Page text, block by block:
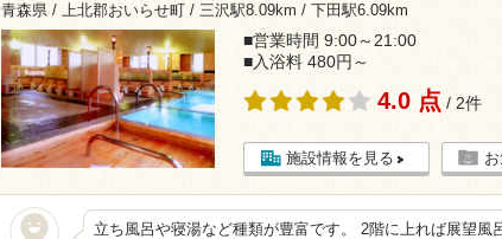
青森県 / 上北郡おいらせ町 / 三沢駅8.09km / 下田駅6.09km
■営業時間 9:00～21:00
■入浴料 480円～
4.0 点 / 2件
施設情報を見る
立ち風呂や寝湯など種類が豊富です。 2階に上れば展望風